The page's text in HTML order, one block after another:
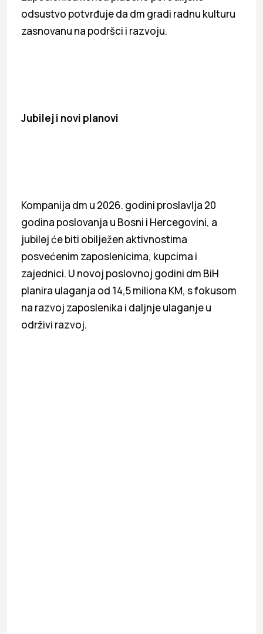
odsustvo potvrđuje da dm gradi radnu kulturu
zasnovanu na podršci i razvoju.
Jubilej i novi planovi
Kompanija dm u 2026. godini proslavlja 20
godina poslovanja u Bosni i Hercegovini, a
jubilej će biti obilježen aktivnostima
posvećenim zaposlenicima, kupcima i
zajednici. U novoj poslovnoj godini dm BiH
planira ulaganja od 14,5 miliona KM, s fokusom
na razvoj zaposlenika i daljnje ulaganje u
održivi razvoj.